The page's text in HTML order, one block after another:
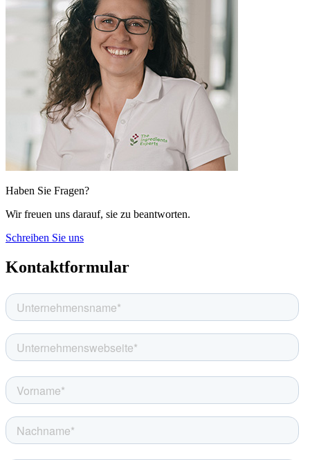
Haben Sie Fragen?
Wir freuen uns darauf, sie zu beantworten.
Schreiben Sie uns
Kontaktformular